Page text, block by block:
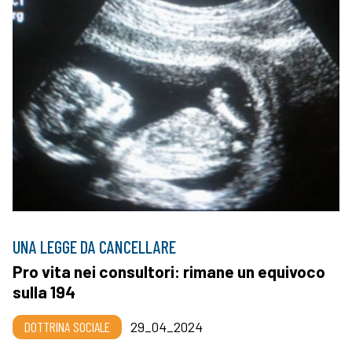
UNA LEGGE DA CANCELLARE
Pro vita nei consultori: rimane un equivoco
sulla 194
DOTTRINA SOCIALE
29_04_2024